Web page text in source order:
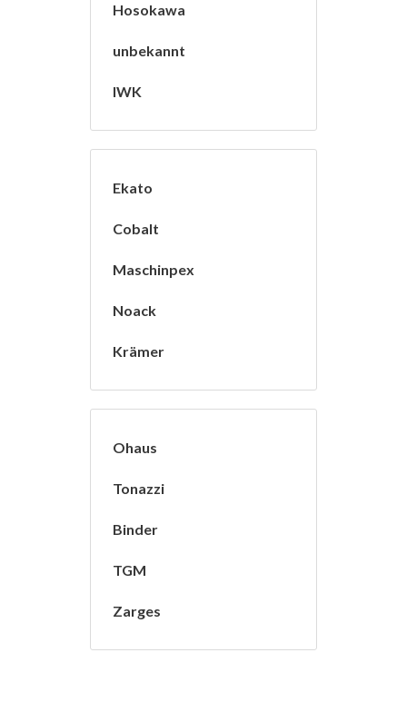
Hosokawa
unbekannt
IWK
Ekato
Cobalt
Maschinpex
Noack
Krämer
Ohaus
Tonazzi
Binder
TGM
Zarges